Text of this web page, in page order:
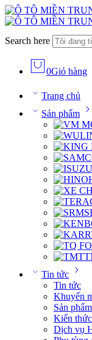
Search here
0Giỏ hàng
Trang chủ
Sản phẩm
Tin tức
Tin tức
Khuyến
Sản
Kiến
Dịch vụ